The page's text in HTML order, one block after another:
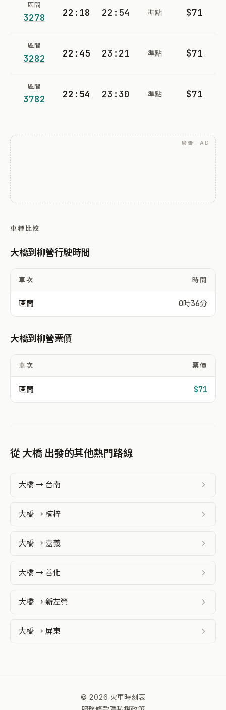
區間
3278 22:18 22:54 準點 $71
區間
3282 22:45 23:21 準點 $71
區間
3782 22:54 23:30 準點 $71
廣告 · AD
車種比較
大橋到柳營行駛時間
車次 時間
區間 0時36分
大橋到柳營票價
車次 票價
區間 $71
從 大橋 出發的其他熱門路線
大橋 → 台南
大橋 → 楠梓
大橋 → 嘉義
大橋 → 善化
大橋 → 新左營
大橋 → 屏東
© 2026 火車時刻表